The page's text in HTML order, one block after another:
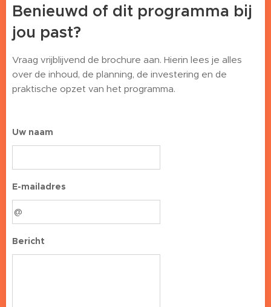
Benieuwd of dit programma bij
jou past?
Vraag vrijblijvend de brochure aan. Hierin lees je alles
over de inhoud, de planning, de investering en de
praktische opzet van het programma.
Uw naam
E-mailadres
Bericht